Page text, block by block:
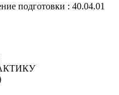
подготовки : 40.04.01